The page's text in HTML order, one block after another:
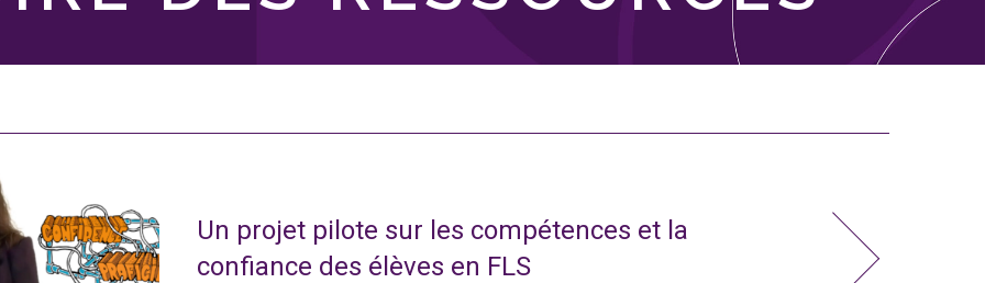
Un projet pilote sur les compétences et la
confiance des élèves en FLS